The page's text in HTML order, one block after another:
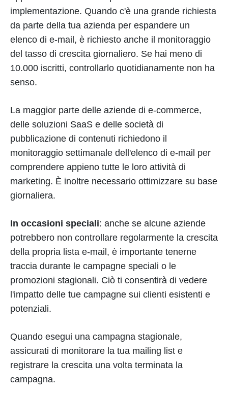
implementazione. Quando c'è una grande richiesta
da parte della tua azienda per espandere un
elenco di e-mail, è richiesto anche il monitoraggio
del tasso di crescita giornaliero. Se hai meno di
10.000 iscritti, controllarlo quotidianamente non ha
senso.
La maggior parte delle aziende di e-commerce,
delle soluzioni SaaS e delle società di
pubblicazione di contenuti richiedono il
monitoraggio settimanale dell'elenco di e-mail per
comprendere appieno tutte le loro attività di
marketing. È inoltre necessario ottimizzare su base
giornaliera.
In occasioni speciali: anche se alcune aziende
potrebbero non controllare regolarmente la crescita
della propria lista e-mail, è importante tenerne
traccia durante le campagne speciali o le
promozioni stagionali. Ciò ti consentirà di vedere
l'impatto delle tue campagne sui clienti esistenti e
potenziali.
Quando esegui una campagna stagionale,
assicurati di monitorare la tua mailing list e
registrare la crescita una volta terminata la
campagna.